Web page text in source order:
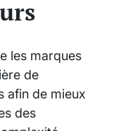
les marques
de
afin de mieux
des